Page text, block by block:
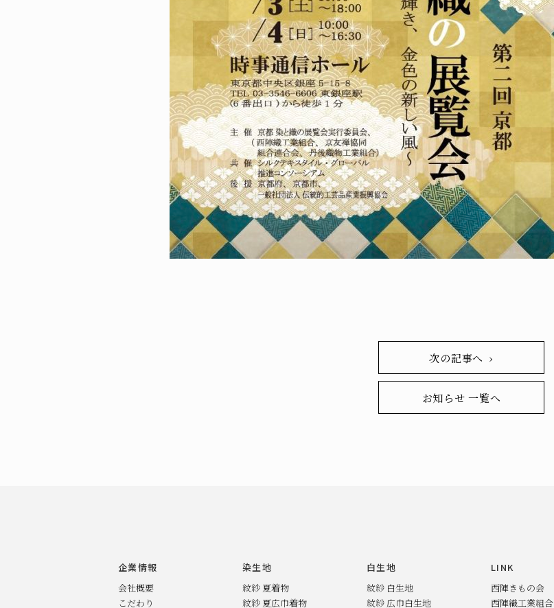
次の記事へ ›
お知らせ 一覧へ
企業情報
会社概要
こだわり
染生地
紋紗 夏着物
紋紗 夏広巾着物
白生地
紋紗 白生地
紋紗 広巾白生地
LINK
西陣きもの会
西陣織工業組合